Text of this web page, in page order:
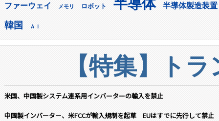
ファーウェイ メモリ ロボット 半導体 半導体製造装置
韓国 ＡＩ
【特集】ト
米国、中国製システム連系用インバーターの輸入を禁止
中国製インバーター、米FCCが輸入規制を起草 EUはすでに先行して禁止